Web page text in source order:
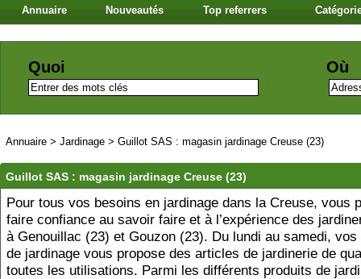
Annuaire Nouveautés Top referrers
Quoi Où
Annuaire > Jardinage > Guillot SAS : magasin jardinage Creuse (23)
Guillot SAS : magasin jardinage Creuse (23)
Pour tous vos besoins en jardinage dans la Creuse, vous
faire confiance au savoir faire et à l’expérience des
à Genouillac (23) et Gouzon (23). Du lundi au samedi, vos
de jardinage vous propose des articles de jardinerie de
toutes les utilisations. Parmi les différents produits de